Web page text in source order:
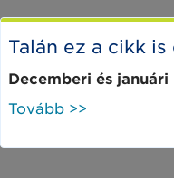
Talán ez a cikk
Decemberi és
Tovább >>